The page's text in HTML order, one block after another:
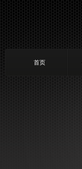
首页